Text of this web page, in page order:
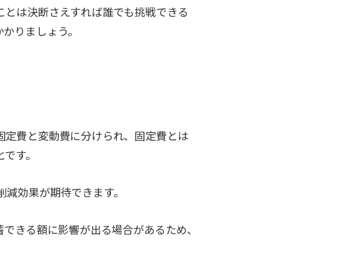
は決断さえすれば誰でも挑戦できる
りましょう。
費と変動費に分けられ、固定費とは
す。
効果が期待できます。
きる額に影響が出る場合があるため、